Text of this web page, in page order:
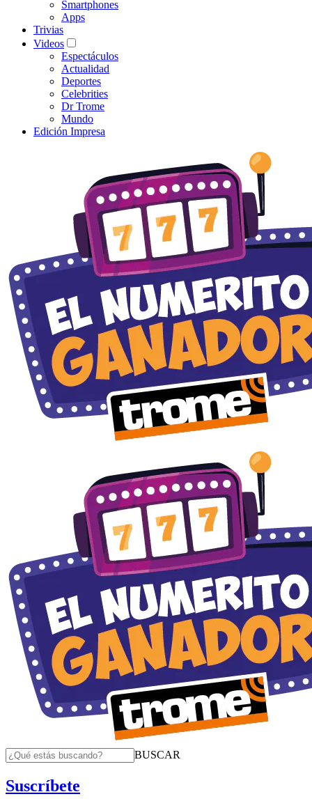
Smartphones
Apps
Trivias
Videos
Espectáculos
Actualidad
Deportes
Celebrities
Dr Trome
Mundo
Edición Impresa
BUSCAR
Suscríbete